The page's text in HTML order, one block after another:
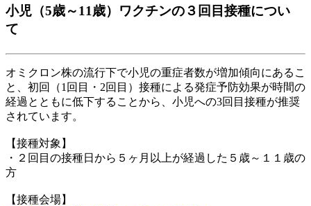
小児（5歳～11歳）ワクチンの３回目接種につい
て
オミクロン株の流行下で小児の重症者数が増加傾向にあるこ
と、初回（1回目・2回目）接種による発症予防効果が時間の
経過とともに低下することから、小児への3回目接種が推奨
されています。
【接種対象】
・２回目の接種日から５ヶ月以上が経過した５歳～１１歳の
方
【接種会場】